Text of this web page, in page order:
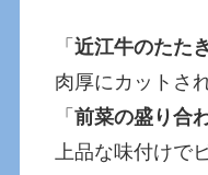
「近江牛のたたき
肉厚にカットさ
「前菜の盛り合
上品な味付けで